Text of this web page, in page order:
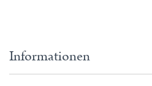
Informationen